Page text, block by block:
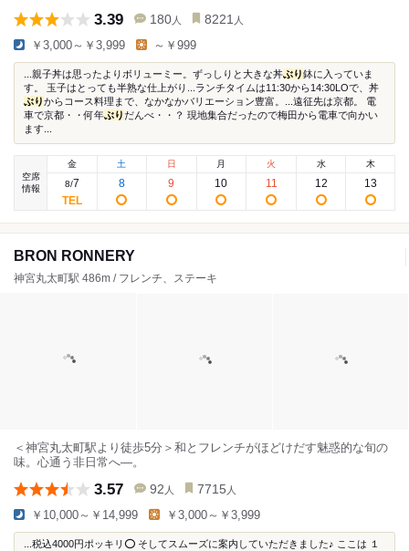
3.39 180 人 8221 人
￥3,000～￥3,999 ～￥999
...親子丼は思ったよりボリューミー。ずっしりと大きな丼ぶり鉢に入っていま
す。 玉子はとっても半熟な仕上がり...ランチタイムは11:30から14:30LOで、丼
ぶりからコース料理まで、なかなかバリエーション豊富。...遠征先は京都。 電
車で京都・・何年ぶりだんべ・・？ 現地集合だったので梅田から電車で向かい
ます...
空席
情報
金
8/7
土
8
日
9
月
10
火
11
水
12
木
13
BRON RONNERY
神宮丸太町駅 486m / フレンチ、ステーキ
＜神宮丸太町駅より徒歩5分＞和とフレンチがほどけだす魅惑的な旬の
味。心通う非日常へ―。
3.57 92 人 7715 人
￥10,000～￥14,999 ￥3,000～￥3,999
...税込4000円ポッキリ⭕ そしてスムーズに案内していただきました♪ ここは １